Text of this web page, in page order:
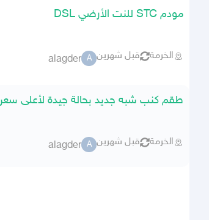
مودم STC للنت الأرضي DSL
الخرمة قبل شهرين A
alagder
طقم كنب شبه جديد بحالة جيدة لأعلى سعر
الخرمة قبل شهرين A
alagder